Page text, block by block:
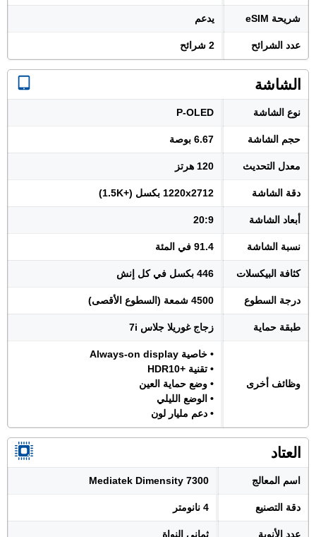
شريحة eSIM يدعم
عدد الشرائح 2 شرائح
الشاشة
نوع الشاشة P-OLED
حجم الشاشة 6.67 بوصة
معدل التحديث 120 هرتز
دقة الشاشة 1220x2712 بكسل (+1.5K)
أبعاد الشاشة 20:9
نسبة الشاشة 91.4 في المئة
كثافة البيكسلات 446 بكسل في كل إنش
درجة السطوع 4500 شمعة (السطوع الأقصى)
طبقة حماية زجاج غوريلا جلاس 7i
وظائف أخرى
• خاصية Always-on display
• تقنية +HDR10
• وضع حماية العين
• الوضع الليلي
• دعم مليار لون
العتاد
اسم المعالج Mediatek Dimensity 7300
دقة التصنيع 4 نانومتر
عدد الأنوية ثماني النواة